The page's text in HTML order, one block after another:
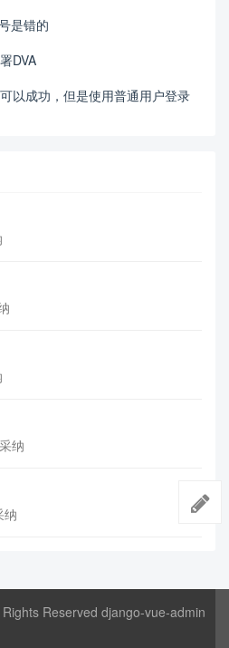
是错的
DVA
以成功，但是使用普通用户登录
纳
纳
Reserved django-vue-admin